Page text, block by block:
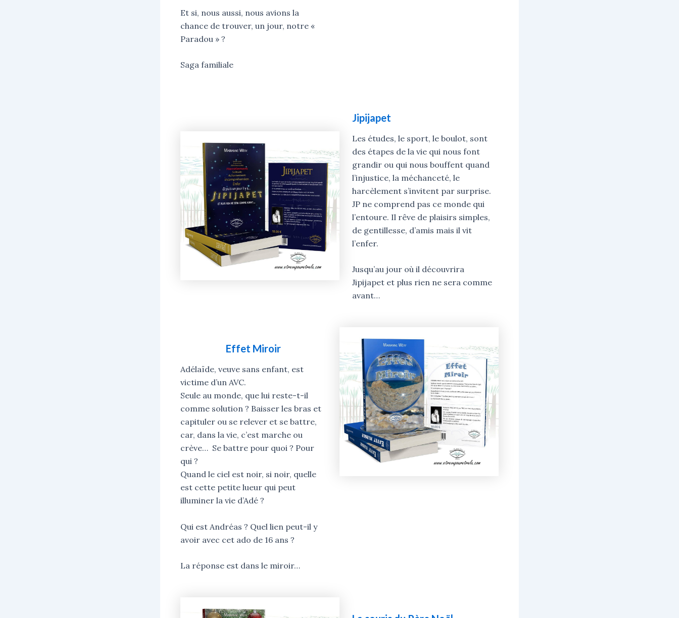
Et si, nous aussi, nous avions la
chance de trouver, un jour, notre «
Paradou » ?
Saga familiale
Jipijapet
Les études, le sport, le boulot, sont
des étapes de la vie qui nous font
grandir ou qui nous bouffent quand
l’injustice, la méchanceté, le
harcèlement s’invitent par surprise.
JP ne comprend pas ce monde qui
l’entoure. Il rêve de plaisirs simples,
de gentillesse, d’amis mais il vit
l’enfer.
Jusqu’au jour où il découvrira
Jipijapet et plus rien ne sera comme
avant…
Effet Miroir
Adélaïde, veuve sans enfant, est
victime d’un AVC.
Seule au monde, que lui reste-t-il
comme solution ? Baisser les bras et
capituler ou se relever et se battre,
car, dans la vie, c’est marche ou
crève… Se battre pour quoi ? Pour
qui ?
Quand le ciel est noir, si noir, quelle
est cette petite lueur qui peut
illuminer la vie d’Adé ?
Qui est Andréas ? Quel lien peut-il y
avoir avec cet ado de 16 ans ?
La réponse est dans le miroir…